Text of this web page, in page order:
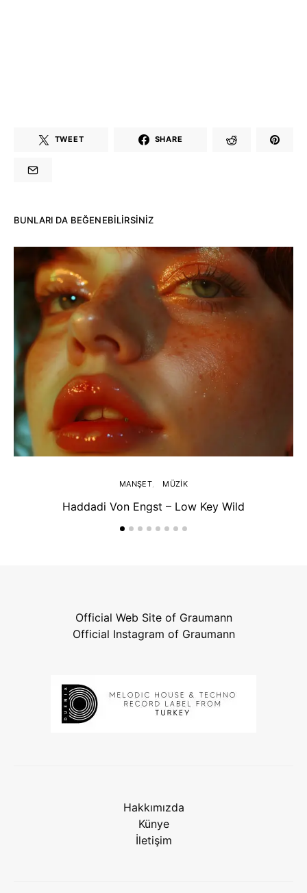
TWEET SHARE
BUNLARI DA BEĞENEBILIRSINIZ
MANŞET MÜZIK
Haddadi Von Engst – Low Key Wild
Official Web Site of Graumann
Official Instagram of Graumann
Hakkımızda
Künye
İletişim